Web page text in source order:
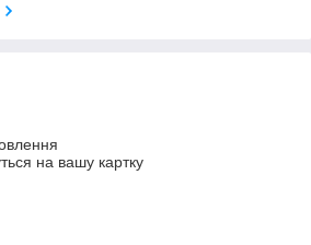
на вашу картку